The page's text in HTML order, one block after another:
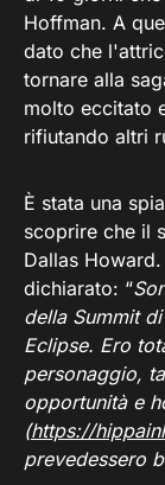
Hoffman. A
dato che
tornare alla
molto eccitato
rifiutando altri
È stata una
scoprire che il
Dallas
dichiarato: “
della Summit
Eclipse. Ero
personaggio,
opportunità e
(https://
prevedessero